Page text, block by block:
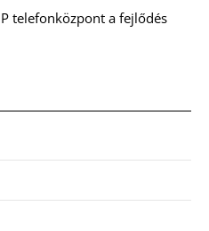
telefonközpont a fejlődés